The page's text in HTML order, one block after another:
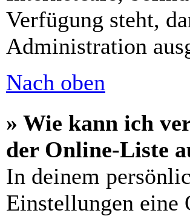
Verfügung steht,
Administration
Nach oben
» Wie kann ich
der Online-Liste
In deinem
Einstellungen eine